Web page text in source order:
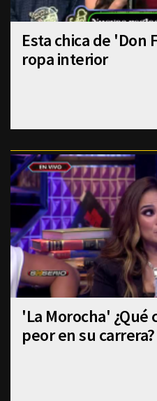
Esta chica de 'Don
ropa interior
'La Morocha'
peor en su carrera?